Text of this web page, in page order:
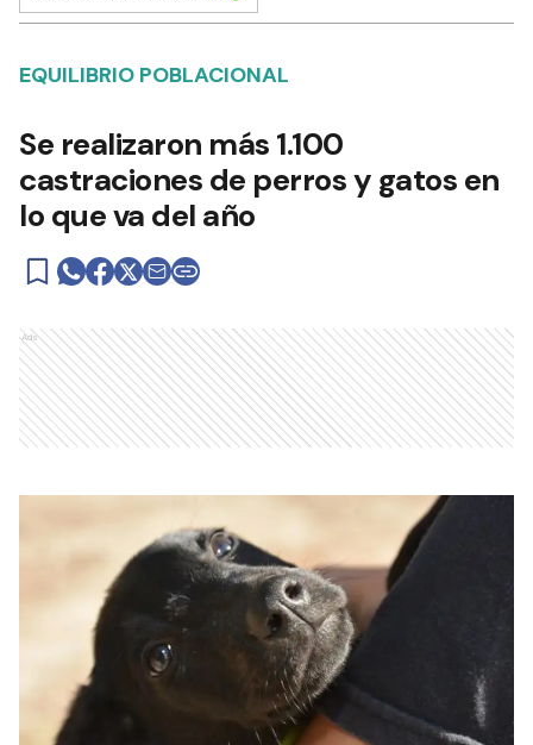
EQUILIBRIO POBLACIONAL
Se realizaron más 1.100
castraciones de perros y gatos en
lo que va del año
Ads